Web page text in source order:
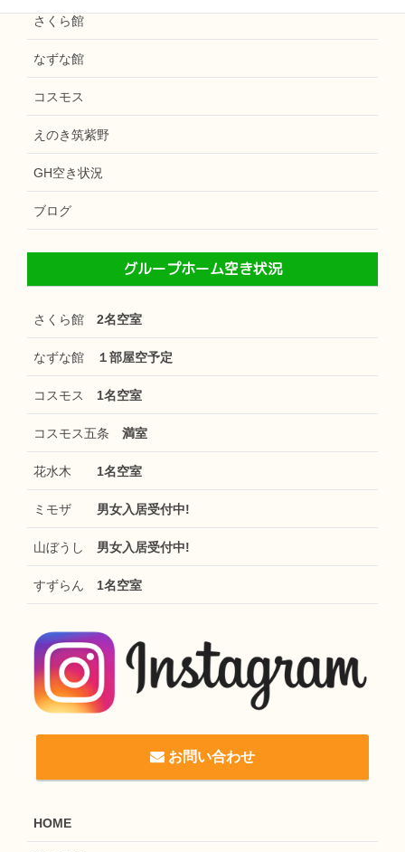
さくら館
なずな館
コスモス
えのき筑紫野
GH空き状況
ブログ
グループホーム空き状況
さくら館 2名空室
なずな館 １部屋空予定
コスモス 1名空室
コスモス五条 満室
花水木 1名空室
ミモザ 男女入居受付中!
山ぼうし 男女入居受付中!
すずらん 1名空室
お問い合わせ
HOME